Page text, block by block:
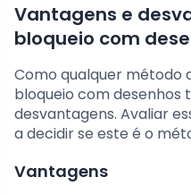
Vantagens e
bloqueio com
Como qualquer método
bloqueio com desenhos
desvantagens. Avaliar
a decidir se este é o
Vantagens